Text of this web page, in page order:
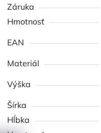
Záruka
Hmotnosť
EAN
Materiál
Výška
Šírka
Hĺbka